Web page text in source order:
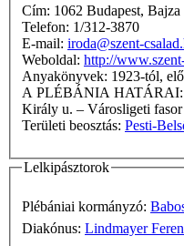
Cím: 1062 Budapest, Bajza
Telefon: 1/312-3870
E-mail: iroda@szent-
Weboldal: http://
Anyakönyvek:
A PLÉBÁNIA HATÁRAI: Podmaniczky u. – Izabella u. –
Király u. – Városligeti
Területi beosztás: Pesti-
Lelkipásztorok
Plébániai kormányzó:
Diakónus: Lindmayer